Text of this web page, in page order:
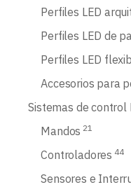
Perfiles LED
Perfiles LED de
Perfiles LED
Accesorios para
Sistemas de control
Mandos 21
Controladores 44
Sensores e